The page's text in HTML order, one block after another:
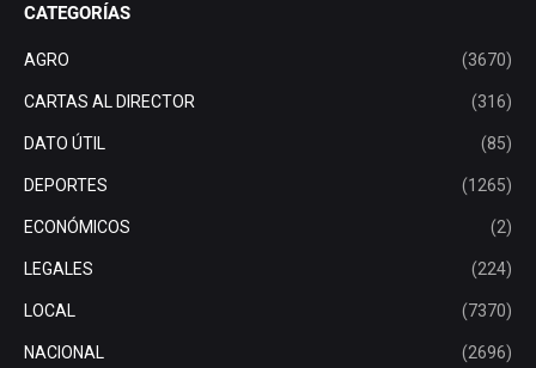
CATEGORÍAS
AGRO (3670)
CARTAS AL DIRECTOR (316)
DATO ÚTIL (85)
DEPORTES (1265)
ECONÓMICOS (2)
LEGALES (224)
LOCAL (7370)
NACIONAL (2696)